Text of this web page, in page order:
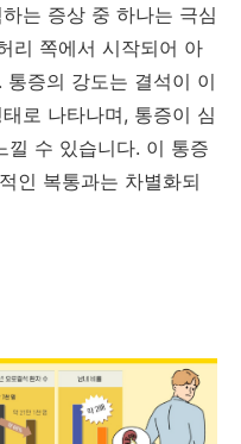
는 증상 중 하나는 극심
리 쪽에서 시작되어 아
증의 강도는 결석이 이
로 나타나며, 통증이 심
낄 수 있습니다. 이 통증
인 복통과는 차별화되